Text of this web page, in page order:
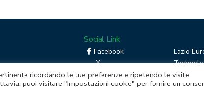
Social Link
Facebook
X
Linkedin
RSS
Lazio
Boost
ricordando le tue preferenze e ripetendo le visite.
puoi visitare "Impostazioni cookie" per fornire un